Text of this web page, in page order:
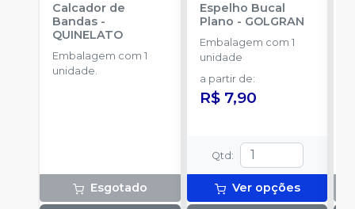
Calcador de
Bandas -
QUINELATO
Embalagem com 1
unidade.
Esgotado
Espelho Bucal
Plano - GOLGRAN
Embalagem com 1
unidade
a partir de:
R$ 7,90
Qtd :
Ver opções